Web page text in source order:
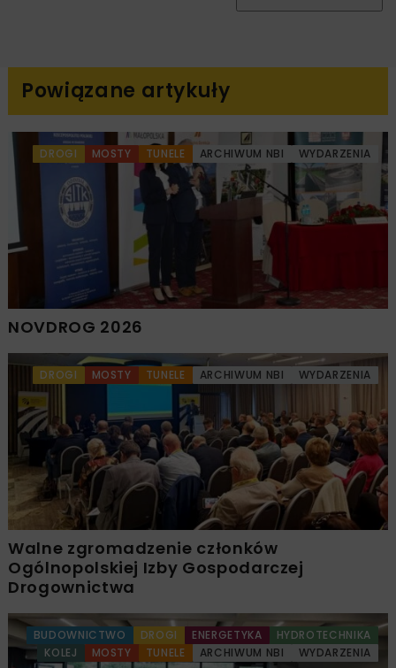
Powiązane artykuły
DROGI MOSTY TUNELE ARCHIWUM NBI WYDARZENIA
NOVDROG 2026
DROGI MOSTY TUNELE ARCHIWUM NBI WYDARZENIA
Walne zgromadzenie członków
Ogólnopolskiej Izby Gospodarczej
Drogownictwa
BUDOWNICTWO DROGI ENERGETYKA
HYDROTECHNIKA
KOLEJ
MOSTY TUNELE ARCHIWUM NBI WYDARZENIA